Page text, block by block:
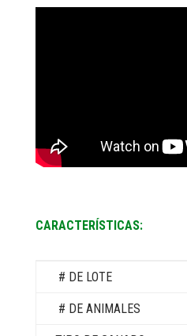
CARACTERÍSTICAS: